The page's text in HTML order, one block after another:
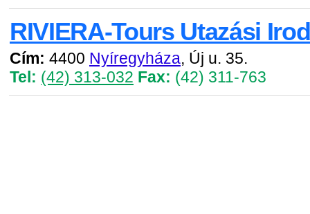
RIVIERA-Tours Utazási
Cím: 4400 Nyíregyháza, Új u. 35.
Tel: (42) 313-032 Fax: (42) 311-763